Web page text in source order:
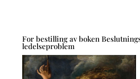
For bestilling av boken
ledelseproblem